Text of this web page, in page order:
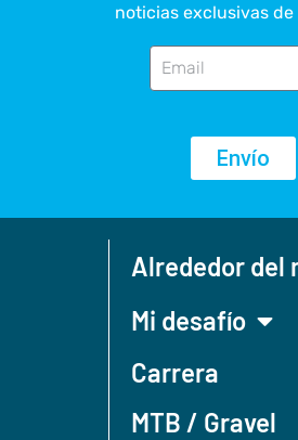
noticias exclusivas de
Envío
Alrededor del
Mi desafío
Carrera
MTB / Gravel